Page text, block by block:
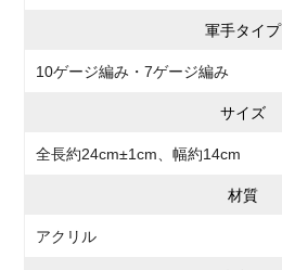
軍手タイプ
10ゲージ編み・7ゲージ編み
サイズ
全長約24cm±1cm、幅約14cm
材質
アクリル